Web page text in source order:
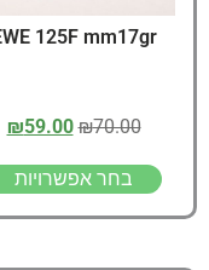
125F mm17gr
₪70.00
₪59.00
בחר אפשרויות